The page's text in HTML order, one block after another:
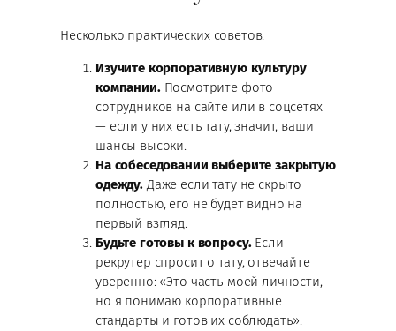
Несколько практических советов:
Изучите корпоративную культуру
компании.Посмотрите фото
сотрудников на сайте или в соцсетях
— если у них есть тату, значит, ваши
шансы высоки.
На собеседовании выберите закрытую
одежду.Даже если тату не скрыто
полностью, его не будет видно на
первый взгляд.
Будьте готовы к вопросу.Если
рекрутер спросит о тату, отвечайте
уверенно: «Это часть моей личности,
но я понимаю корпоративные
стандарты и готов их соблюдать».